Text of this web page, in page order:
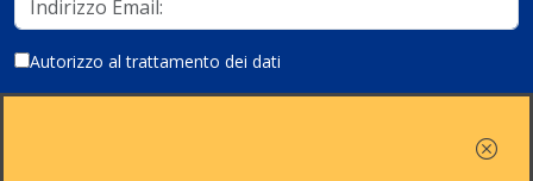
Autorizzo al trattamento dei dati